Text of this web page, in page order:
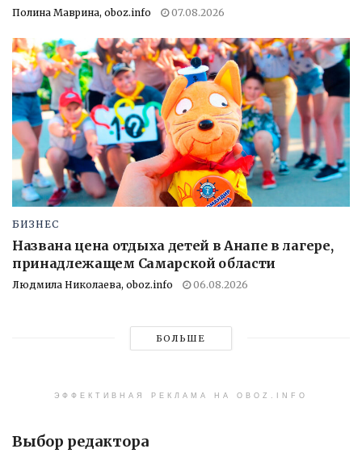
Полина Маврина, oboz.info 07.08.2026
БИЗНЕС
Названа цена отдыха детей в Анапе в лагере,
принадлежащем Самарской области
Людмила Николаева, oboz.info 06.08.2026
БОЛЬШЕ
ЭФФЕКТИВНАЯ РЕКЛАМА НА OBOZ.INFO
Выбор редактора